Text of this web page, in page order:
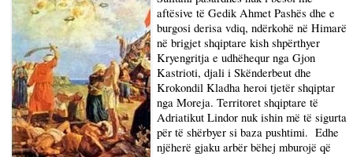
aftësive të Gedik Ahmet Pashës dhe e
burgosi derisa vdiq, ndërkohë në Himarë
në brigjet shqiptare kish shpërthyer
Kryengritja e udhëhequr nga Gjon
Kastrioti, djali i Skënderbeut dhe
Krokondil Kladha heroi tjetër shqiptar
nga Moreja. Territoret shqiptare të
Adriatikut Lindor nuk ishin më të sigurta
për të shërbyer si baza pushtimi. Edhe
njëherë gjaku arbër bëhej mburojë që